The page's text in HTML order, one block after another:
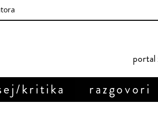
portal
kritika razgovori